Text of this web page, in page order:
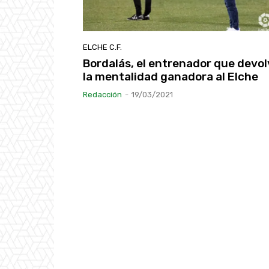
ELCHE C.F.
Bordalás, el entrenador que
la mentalidad ganadora al Elche
Redacción - 19/03/2021